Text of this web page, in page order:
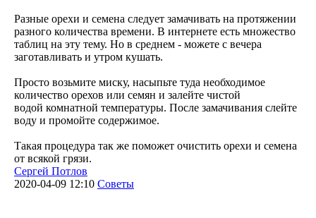
Разные орехи и семена следует замачивать на протяжении
разного количества времени. В интернете есть множество
таблиц на эту тему. Но в среднем - можете с вечера
заготавливать и утром кушать.
Просто возьмите миску, насыпьте туда необходимое
количество орехов или семян и залейте чистой
водой комнатной температуры. После замачивания слейте
воду и промойте содержимое.
Такая процедура так же поможет очистить орехи и семена
от всякой грязи.
Сергей Потлов
2020-04-09 12:10 Советы